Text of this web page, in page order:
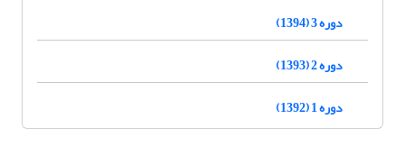
دوره 3 (1394)
دوره 2 (1393)
دوره 1 (1392)